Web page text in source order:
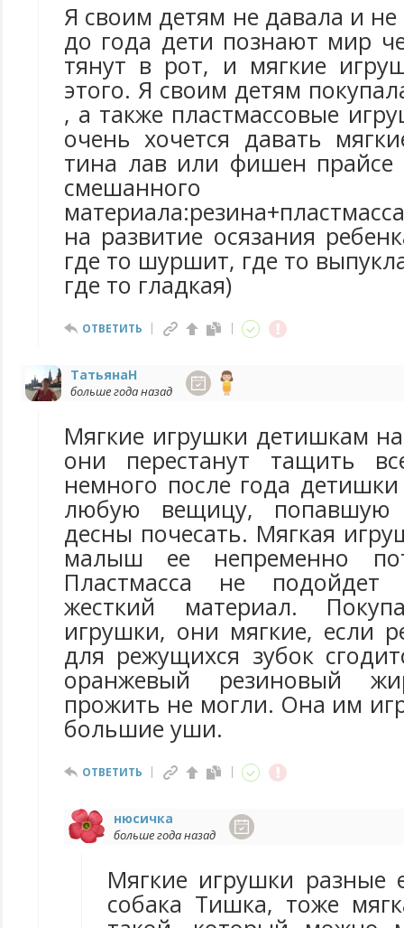
Я своим детям не давала и не
до года дети познают мир
тянут в рот, и мягкие
этого. Я своим детям
, а также пластмассовые
очень хочется давать
тина лав или фишен прайсе
смешанного
на развитие осязания
где то шуршит, где то
где то гладкая)
ОТВЕТИТЬ
ТатьянаН
больше года назад
Мягкие игрушки детишкам
они перестанут тащить
немного после года
любую вещицу,
десны почесать. Мягкая
малыш ее непременно
Пластмасса не
жесткий материал.
игрушки, они мягкие, если
для режущихся зубок
оранжевый резиновый
прожить не могли. Она им
большие уши.
ОТВЕТИТЬ
нюсичка
больше года назад
Мягкие игрушки разные
собака Тишка, тоже